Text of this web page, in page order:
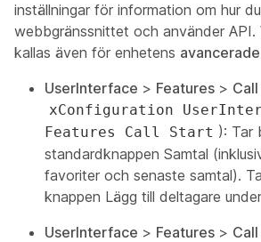
inställningar för information om hur
webbgränssnittet och använder API.
kallas även för enhetens
UserInterface > Features > Call
xConfiguration
Features Call Start ): Tar
standardknappen Samtal
favoriter och senaste samtal).
knappen Lägg till deltagare
UserInterface > Features > Call